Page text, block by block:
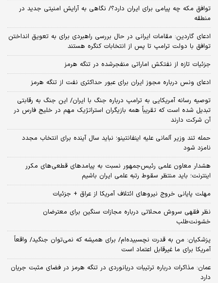
توافق مکه چه پیامی برای ایران دارد؟/ نگاهی به آرایش امنیتی جدید در
منطقه
ادعای گاردین: مقامات ایرانی در حال بررسی راهبردی برای به تعویق انداختن
توافق با دولت ترامپ تا پس از انتخابات کنگره هستند
جزئیات تازه از نفتکش اماراتی منفجرشده در تنگه هرمز
ادعای ونس درباره مجوز ایران برای عبور حداکثری نفت از تنگه هرمز
توصیه رسانه آمریکایی به ترامپ درباره جنگ با ایران/ این جنگ به رقابتی
تبدیل شده است که تقریباً همه بازیگران استراتژیک مهم در خلیج فارس در
آن شرکت دارند
حمله تند وزیر آلمانی علیه اینفانتینو؛ نباید سال آینده برای انتخاب مجدد
نامزد شود
هشدار معاون علمی رئیس‌جمهور نسبت به پیامدهای قطعی‌های مکرر
اینترنت؛ باید منتظر سقوط رتبه علمی ایران باشیم
مهلت پایانی خروج نیروهای ائتلاف آمریکا از عراق + جزئیات
نظر فقهی سروش محلاتی درباره مجازات سنگین برای معترضان
خشونت‌طلب
پزشکیان: من به قدرت نچسبیده‌ام/ برای همیشه که نمی‌توان جنگید/ واقعاً
آمریکا برای ما غیرقابل اعتماد است
عمان: مذاکرات درباره ترتیبات دریانوردی در تنگه هرمز در فضای مثبت جریان
دارد